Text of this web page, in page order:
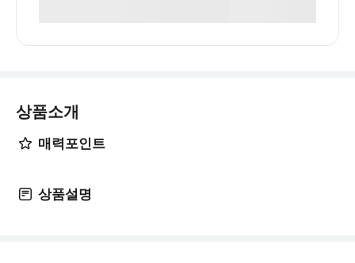
상품소개
매력포인트
상품설명